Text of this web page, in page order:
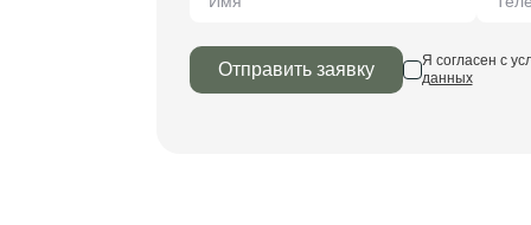
Отправить заявку
Я согласен с
данных